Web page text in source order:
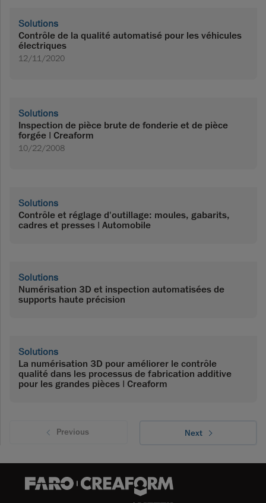
Solutions
Contrôle de la qualité automatisé pour les véhicules
électriques
12/11/2020
Solutions
Inspection de pièce brute de fonderie et de pièce
forgée | Creaform
10/22/2008
Solutions
Contrôle et réglage d'outillage: moules, gabarits,
cadres et presses | Automobile
Solutions
Numérisation 3D et inspection automatisées de
supports haute précision
Solutions
La numérisation 3D pour améliorer le contrôle
qualité dans les processus de fabrication additive
pour les grandes pièces | Creaform
Previous Next